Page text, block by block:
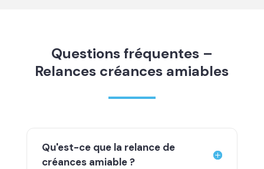
Questions fréquentes –
Relances créances amiables
Qu'est-ce que la relance de
créances amiable ?